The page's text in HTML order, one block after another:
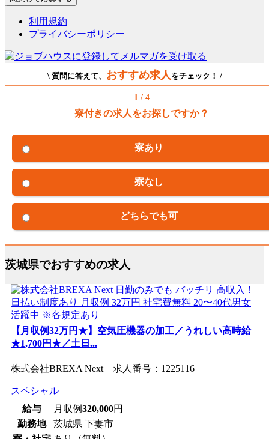
利用規約
プライバシーポリシー
\ 質問に答えて、 おすすめ求人をチェック！ /
1 / 4
寮付きの求人をお探しですか？
寮あり
寮なし
どちらでも可
茨城県でおすすめの求人
【月収例32万円★】空気圧機器の加工／うれしい高時給
★1,700円★／土日...
株式会社BREXA Next 求人番号：1225116
スペシャル
給与
月収例320,000円
勤務地
茨城県 下妻市